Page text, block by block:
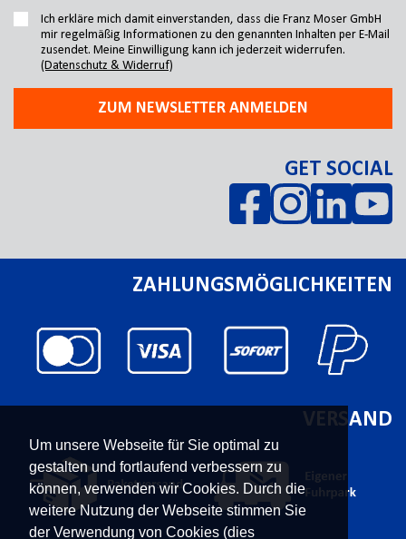
Um unsere Webseite für Sie optimal zu
gestalten und fortlaufend verbessern zu
können, verwenden wir Cookies. Durch die
weitere Nutzung der Webseite stimmen Sie
der Verwendung von Cookies (dies
Ich erkläre mich damit einverstanden, dass die Franz Moser GmbH
mir regelmäßig Informationen zu den genannten Inhalten per E-Mail
zusendet. Meine Einwilligung kann ich jederzeit widerrufen.
(Datenschutz & Widerruf)
ZUM NEWSLETTER ANMELDEN
GET SOCIAL
ZAHLUNGSMÖGLICHKEITEN
VERSAND